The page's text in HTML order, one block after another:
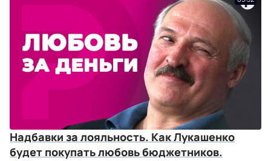
Надбавки за лояльность. Как Лукашенко
будет покупать любовь бюджетников.